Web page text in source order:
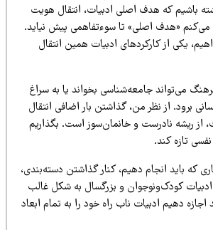
که هدف اصلی ادبیات، انتقال هویت
«هدف اصلی» تا سوءتفاهمی پیش نیاید.
از کارکردهای ادبیات همین انتقال
جامعه‌شناسی بخواند یا به سراغ
از نظر من، گذاشتن بار اضافی انتقال
نادرست و خانمان‌سوز است. بگذاریم
کند.
انجام دهیم، کنار گذاشتن دسته‌بندی،
کودک‌ونوجوان و بزرگسال به شکل غالب
ادبیات ناب راه خود را به تمام ابعاد